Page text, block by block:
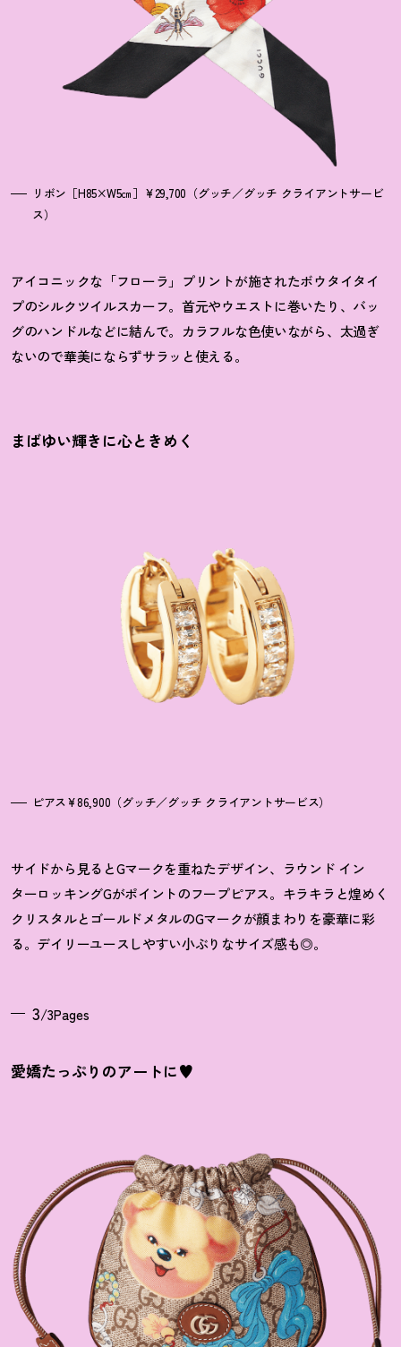
リボン［H85×W5㎝］¥29,700（グッチ／グッチ クライアントサービ
ス）
アイコニックな「フローラ」プリントが施されたボウタイタイ
プのシルクツイルスカーフ。首元やウエストに巻いたり、バッ
グのハンドルなどに結んで。カラフルな色使いながら、太過ぎ
ないので華美にならずサラッと使える。
まばゆい輝きに心ときめく
ピアス¥86,900（グッチ／グッチ クライアントサービス）
サイドから見るとGマークを重ねたデザイン、ラウンド イン
ターロッキングGがポイントのフープピアス。キラキラと煌めく
クリスタルとゴールドメタルのGマークが顔まわりを豪華に彩
る。デイリーユースしやすい小ぶりなサイズ感も◎。
3/3Pages
愛嬌たっぷりのアートに♥